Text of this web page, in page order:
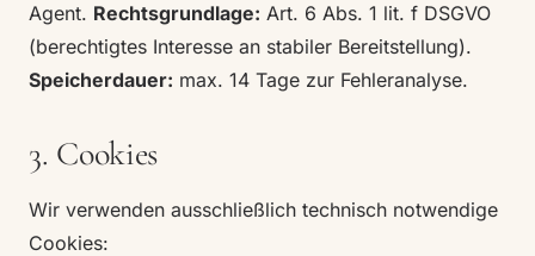
Agent. Rechtsgrundlage: Art. 6 Abs. 1 lit. f DSGVO
(berechtigtes Interesse an stabiler Bereitstellung).
Speicherdauer: max. 14 Tage zur Fehleranalyse.
3. Cookies
Wir verwenden ausschließlich technisch notwendige
Cookies: